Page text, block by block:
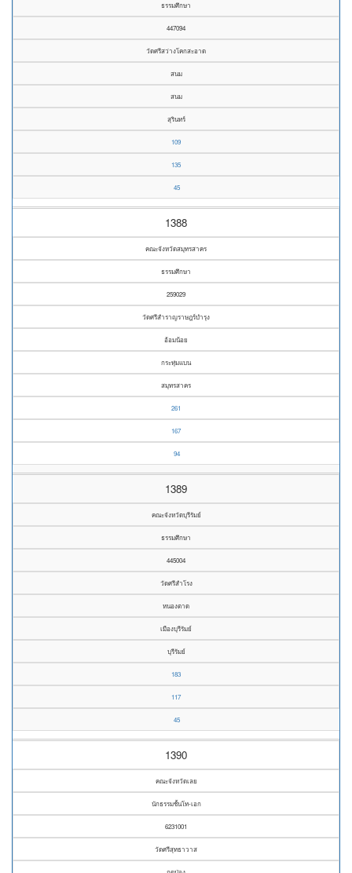
ธรรมศึกษา
447094
วัดศรีสว่างโคกสะอาด
สนม
สนม
สุรินทร์
109
135
45
1388
คณะจังหวัดสมุทรสาคร
ธรรมศึกษา
259029
วัดศรีสำราญราษฎร์บำรุง
อ้อมน้อย
กระทุ่มแบน
สมุทรสาคร
261
167
94
1389
คณะจังหวัดบุรีรัมย์
ธรรมศึกษา
445004
วัดศรีสำโรง
หนองตาด
เมืองบุรีรัมย์
บุรีรัมย์
183
117
45
1390
คณะจังหวัดเลย
นักธรรมชั้นโท-เอก
6231001
วัดศรีสุทธาวาส